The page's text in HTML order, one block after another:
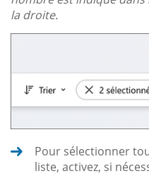
la droite.
Pour sélectionner
liste, activez, si